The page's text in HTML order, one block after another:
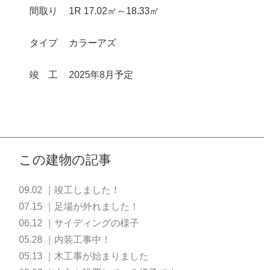
間取り 1R 17.02㎡～18.33㎡
タイプ カラーアズ
竣 工 2025年8月予定
この建物の記事
09.02 ｜竣工しました！
07.15 ｜足場が外れました！
06.12 ｜サイディングの様子
05.28 ｜内装工事中！
05.13 ｜木工事が始まりました